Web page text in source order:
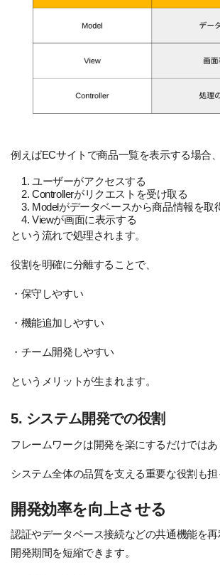
例えばECサイトで商品一覧を表示する場合、
ユーザーがアクセスする
Controllerがリクエストを受け取る
Modelがデータベースから商品情報を取
Viewが画面に表示する
という流れで処理されます。
役割を明確に分離することで、
・保守しやすい
・機能追加しやすい
・チーム開発しやすい
というメリットが生まれます。
5. システム開発での役割
フレームワークは開発を楽にするだけではあ
システム全体の品質を支える重要な役割も担
開発効率を向上させる
認証やデータベース接続などの共通機能を再
開発期間を短縮できます。